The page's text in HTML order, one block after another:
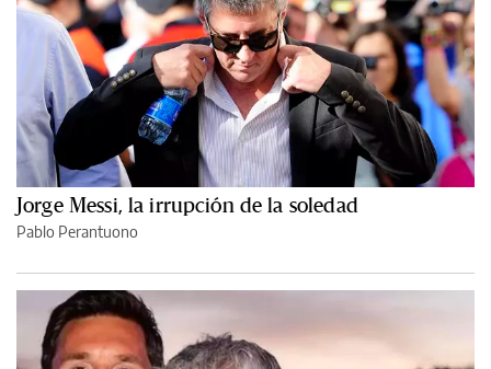
Jorge Messi, la irrupción de la soledad
Pablo Perantuono